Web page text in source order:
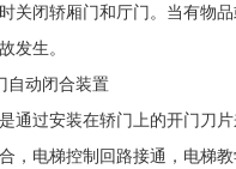
闭轿厢门和厅门。当有物品
发生。
动闭合装置
过安装在轿门上的开门刀片
，电梯控制回路接通， 电梯